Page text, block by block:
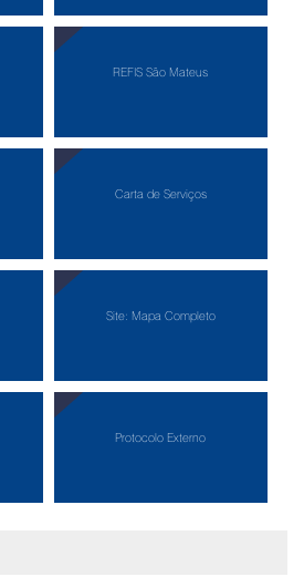
REFIS São Mateus
Carta de Serviços
Site: Mapa Completo
Protocolo Externo